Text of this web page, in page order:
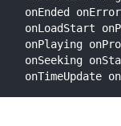
onEnded
onLoadStart
onPlaying
onSeeking
onTimeUpdate